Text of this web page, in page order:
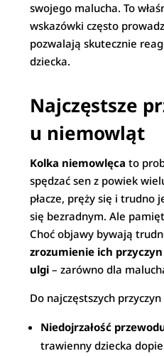
swojego malucha. To
wskazówki często
pozwalają skutecznie
dziecka.
Najczęstsze
u niemowląt
Kolka niemowlęca to
spędzać sen z powiek
płacze, pręży się i trudno
się bezradnym. Ale
Choć objawy bywają
zrozumienie ich
ulgi – zarówno dla
Do najczęstszych
Niedojrzałość
trawienny dziecka